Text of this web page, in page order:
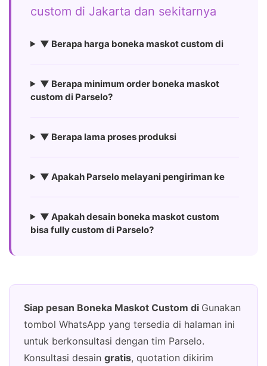
custom di Jakarta dan sekitarnya
▼ Berapa harga boneka maskot custom di
▼ Berapa minimum order boneka maskot
custom di Parselo?
▼ Berapa lama proses produksi
▼ Apakah Parselo melayani pengiriman ke
▼ Apakah desain boneka maskot custom
bisa fully custom di Parselo?
Siap pesan Boneka Maskot Custom di Gunakan
tombol WhatsApp yang tersedia di halaman ini
untuk berkonsultasi dengan tim Parselo.
Konsultasi desain gratis, quotation dikirim